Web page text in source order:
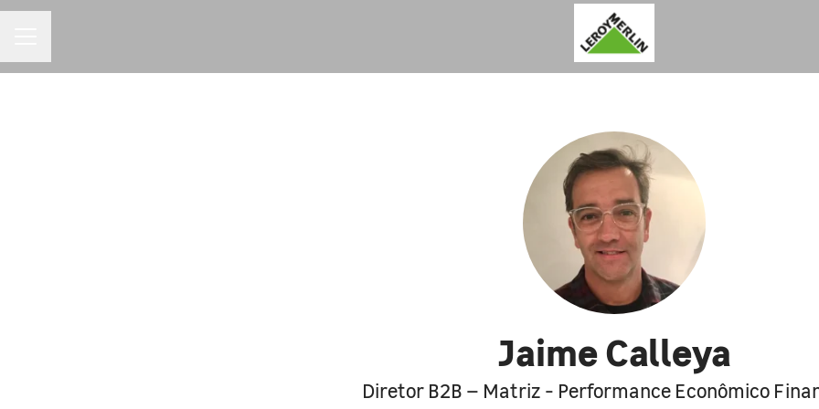
Jaime Calleya
Diretor B2B – Matriz - Performance Econômico